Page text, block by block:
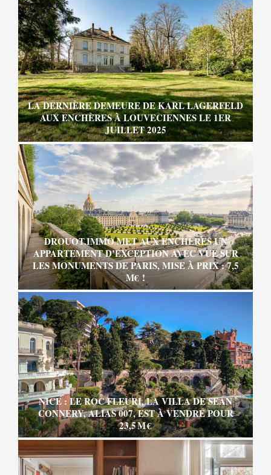
LA DERNIÈRE DEMEURE DE KARL LAGERFELD
AUX ENCHÈRES À LOUVECIENNES LE 1ER
JUILLET 2025
DROUOT.IMMO MET AUX ENCHÈRES UN
APPARTEMENT D’EXCEPTION AVEC VUE SUR
LES MONUMENTS DE PARIS, MISE À PRIX : 7,5
M€ !
NICE : LE ROC FLEURI, LA VILLA DE SEAN
CONNERY, ALIAS 007, EST À VENDRE POUR
23,5 M €